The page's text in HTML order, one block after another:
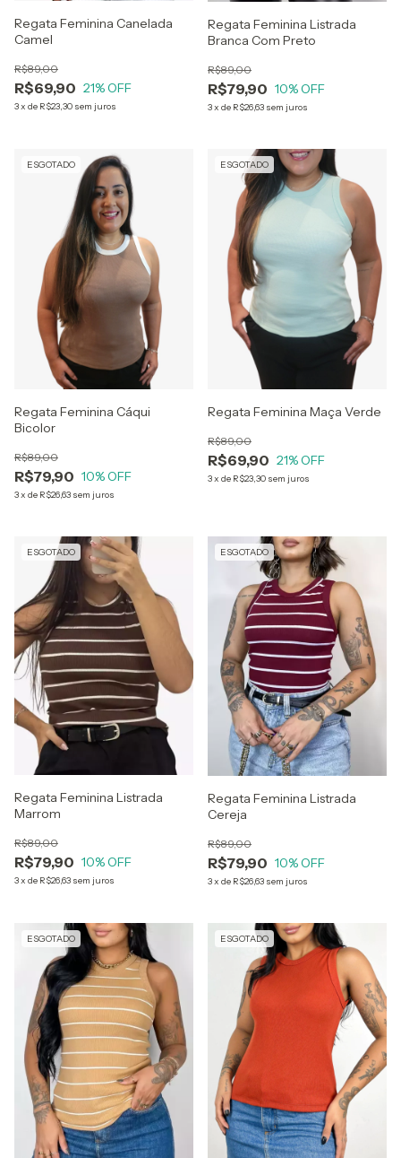
Regata Feminina Canelada
Camel
R$69,90
R$89,00
21% OFF
3x de R$23,30 sem juros
Regata Feminina Listrada
Branca Com Preto
R$79,90
R$89,00
10% OFF
3x de R$26,63 sem juros
ESGOTADO
Regata Feminina Cáqui
Bicolor
R$79,90
R$89,00
10% OFF
3x de R$26,63 sem juros
ESGOTADO
Regata Feminina Maça Verde
R$69,90
R$89,00
21% OFF
3x de R$23,30 sem juros
ESGOTADO
Regata Feminina Listrada
Marrom
R$79,90
R$89,00
10% OFF
3x de R$26,63 sem juros
ESGOTADO
Regata Feminina Listrada
Cereja
R$79,90
R$89,00
10% OFF
3x de R$26,63 sem juros
ESGOTADO ESGOTADO